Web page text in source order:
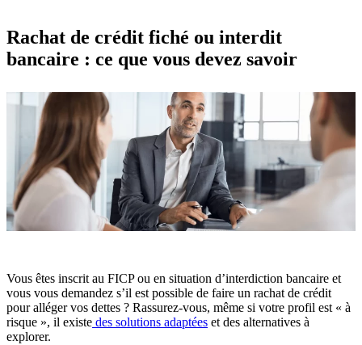
Rachat de crédit fiché ou interdit
bancaire : ce que vous devez savoir
Vous êtes inscrit au FICP ou en situation d’interdiction bancaire et
vous vous demandez s’il est possible de faire un rachat de crédit
pour alléger vos dettes ? Rassurez-vous, même si votre profil est « à
risque », il existe des solutions adaptées et des alternatives à
explorer.